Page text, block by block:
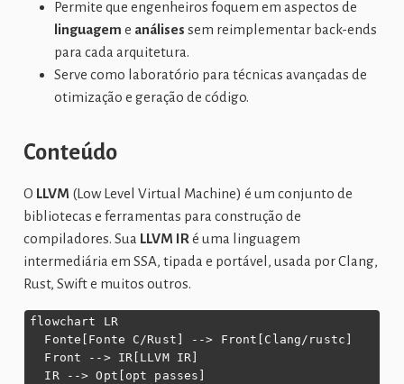
Permite que engenheiros foquem em aspectos de
linguagem e análises sem reimplementar back-ends
para cada arquitetura.
Serve como laboratório para técnicas avançadas de
otimização e geração de código.
Conteúdo
O LLVM (Low Level Virtual Machine) é um conjunto de
bibliotecas e ferramentas para construção de
compiladores. Sua LLVM IRé uma linguagem
intermediária em SSA, tipada e portável, usada por Clang,
Rust, Swift e muitos outros.
flowchart LR
  Fonte[Fonte C/Rust] --> Front[Clang/rustc]
  Front --> IR[LLVM IR]
  IR --> Opt[opt passes]